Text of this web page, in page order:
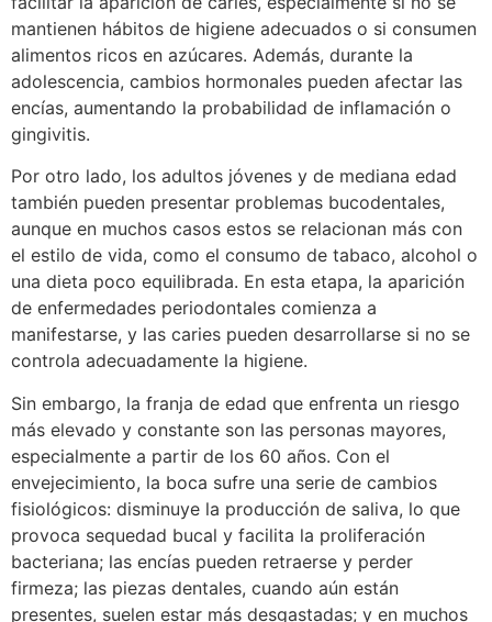
mantienen hábitos de higiene adecuados o si consumen
alimentos ricos en azúcares. Además, durante la
adolescencia, cambios hormonales pueden afectar las
encías, aumentando la probabilidad de inflamación o
gingivitis.
Por otro lado, los adultos jóvenes y de mediana edad
también pueden presentar problemas bucodentales,
aunque en muchos casos estos se relacionan más con
el estilo de vida, como el consumo de tabaco, alcohol o
una dieta poco equilibrada. En esta etapa, la aparición
de enfermedades periodontales comienza a
manifestarse, y las caries pueden desarrollarse si no se
controla adecuadamente la higiene.
Sin embargo, la franja de edad que enfrenta un riesgo
más elevado y constante son las personas mayores,
especialmente a partir de los 60 años. Con el
envejecimiento, la boca sufre una serie de cambios
fisiológicos: disminuye la producción de saliva, lo que
provoca sequedad bucal y facilita la proliferación
bacteriana; las encías pueden retraerse y perder
firmeza; las piezas dentales, cuando aún están
presentes, suelen estar más desgastadas; y en muchos